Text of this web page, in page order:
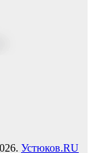
Устюков.RU